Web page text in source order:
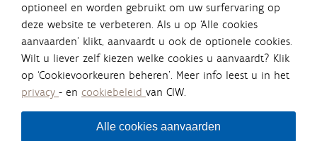
optioneel en worden gebruikt om uw surfervaring op
deze website te verbeteren. Als u op ‘Alle cookies
aanvaarden’ klikt, aanvaardt u ook de optionele cookies.
Wilt u liever zelf kiezen welke cookies u aanvaardt? Klik
op ‘Cookievoorkeuren beheren’. Meer info leest u in het
privacy - en cookiebeleid van CIW.
Alle cookies aanvaarden
Integraalwaterbeleid.be is een
officiële website van de Vlaamse
overheid
uitgegeven door Coördinatiecommissie Integraal
Waterbeleid
De Coördinatiecommissie Integraal Waterbeleid (CIW) is een
bestuursniveaus die bij het waterbeleid betrokken zijn. Ook
waterbedrijven nemen deel aan het overleg. Deze